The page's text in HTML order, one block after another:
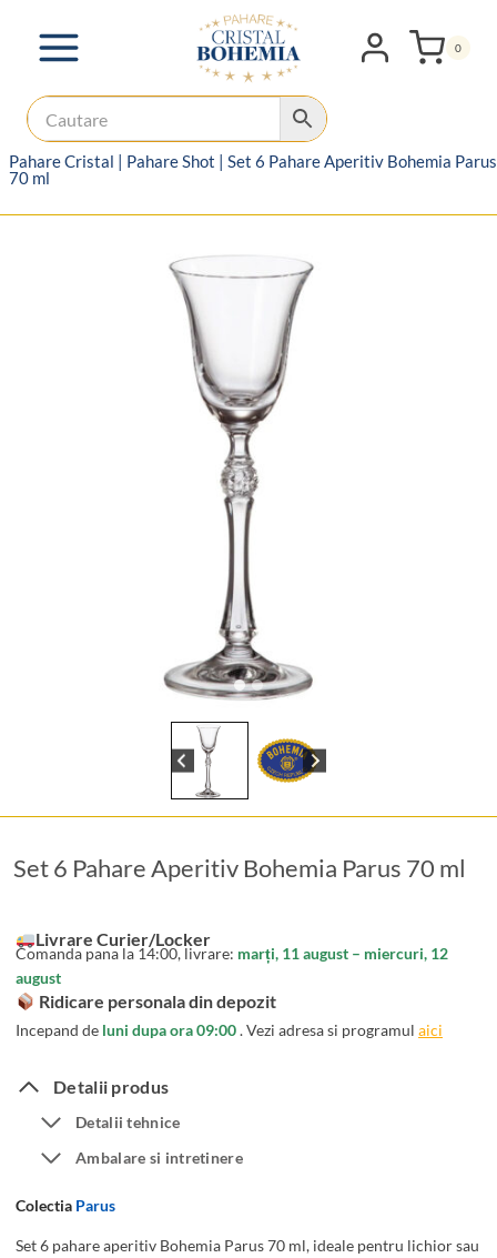
0
Pahare Cristal | Pahare Shot | Set 6 Pahare Aperitiv Bohemia Parus
70 ml
Set 6 Pahare Aperitiv Bohemia Parus 70 ml
Livrare Curier/Locker
Comanda pana la 14:00, livrare: marți, 11 august – miercuri, 12
august
Ridicare personala din depozit
Incepand de luni dupa ora 09:00. Vezi adresa si programul aici
Detalii produs
Detalii tehnice
Ambalare si intretinere
Colectia Parus
Set 6 pahare aperitiv Bohemia Parus 70 ml, ideale pentru lichior sau